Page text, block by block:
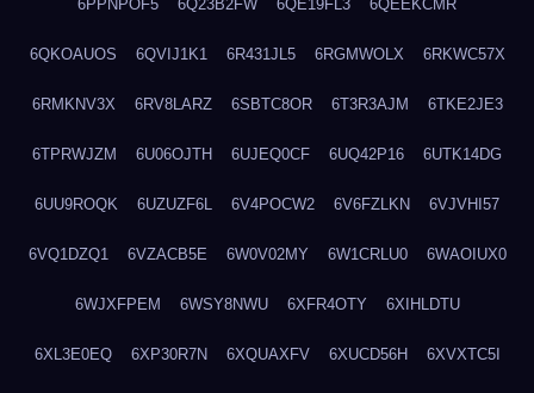
6PPNPOF5 6Q23B2FW 6QE19FL3 6QEEKCMR
6QKOAUOS 6QVIJ1K1 6R431JL5 6RGMWOLX 6RKWC57X
6RMKNV3X 6RV8LARZ 6SBTC8OR 6T3R3AJM 6TKE2JE3
6TPRWJZM 6U06OJTH 6UJEQ0CF 6UQ42P16 6UTK14DG
6UU9ROQK 6UZUZF6L 6V4POCW2 6V6FZLKN 6VJVHI57
6VQ1DZQ1 6VZACB5E 6W0V02MY 6W1CRLU0 6WAOIUX0
6WJXFPEM 6WSY8NWU 6XFR4OTY 6XIHLDTU
6XL3E0EQ 6XP30R7N 6XQUAXFV 6XUCD56H 6XVXTC5I